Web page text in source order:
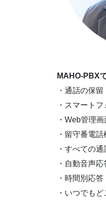
MAHO-PBX
・通話の保
・スマート
・Web管理
・留守番電
・すべての
・自動音声応
・時間別応答
・いつでも